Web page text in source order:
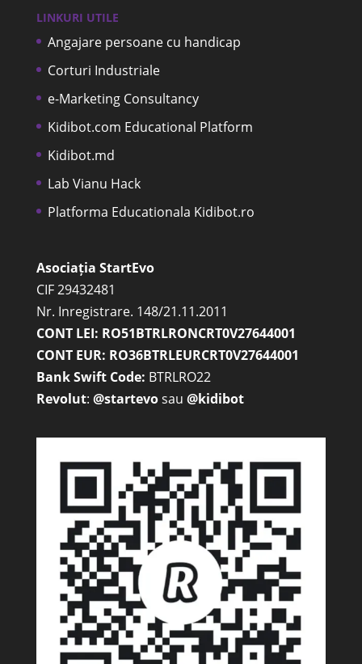
LINKURI UTILE
Angajare persoane cu handicap
Corturi Industriale
e-Marketing Consultancy
Kidibot.com Educational Platform
Kidibot.md
Lab Vianu Hack
Platforma Educationala Kidibot.ro
Asociația StartEvo
CIF 29432481
Nr. Inregistrare. 148/21.11.2011
CONT LEI: RO51BTRLRONCRT0V27644001
CONT EUR: RO36BTRLEURCRT0V27644001
Bank Swift Code: BTRLRO22
Revolut: @startevosau @kidibot